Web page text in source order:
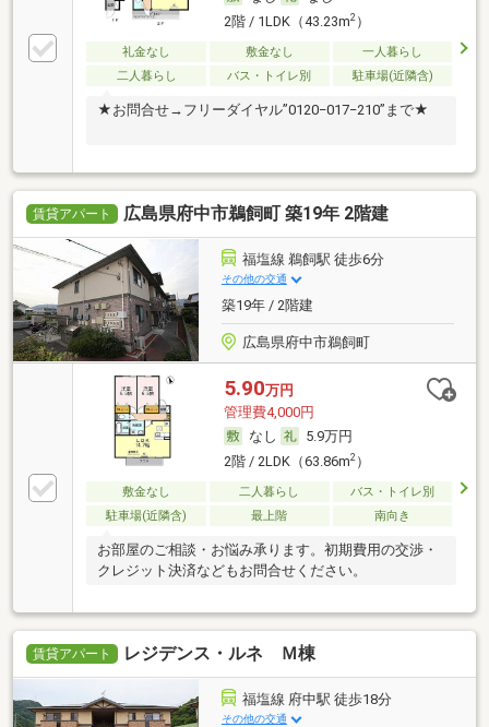
2階 / 1LDK（43.23m2）
礼金なし 敷金なし
一人暮らし
二人暮らし
バス・トイレ別 駐車場(近隣含)
★お問合せ→フリーダイヤル”0120−017−210”まで★
賃貸アパート 広島県府中市鵜飼町 築19年 2階建
福塩線 鵜飼駅 徒歩6分
その他の交通
築19年 / 2階建
広島県府中市鵜飼町
5.90万円
管理費4,000円
なし
5.9万円
2階 / 2LDK（63.86m2）
敷金なし 二人暮らし
バス・トイレ別
駐車場(近隣含)
最上階 南向き
お部屋のご相談・お悩み承ります。初期費用の交渉・
クレジット決済などもお問合せください。
賃貸アパート レジデンス・ルネ Ｍ棟
福塩線 府中駅 徒歩18分
その他の交通